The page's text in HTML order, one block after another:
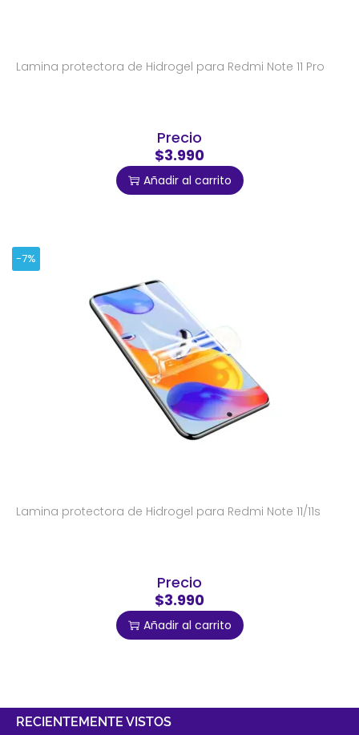
Lamina protectora de Hidrogel para Redmi Note 11 Pro
Precio
$3.990
Añadir al carrito
-7%
Lamina protectora de Hidrogel para Redmi Note 11/11s
Precio
$3.990
Añadir al carrito
RECIENTEMENTE VISTOS